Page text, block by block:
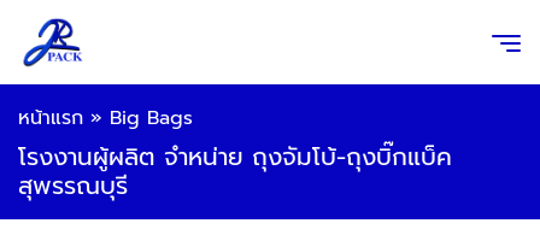
หน้าแรก » Big Bags
โรงงานผู้ผลิต จำหน่าย ถุงจัมโบ้-ถุงบิ๊กแบ็ค
สุพรรณบุรี